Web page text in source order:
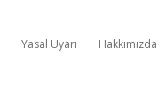
Yasal Uyarı Hakkımızda